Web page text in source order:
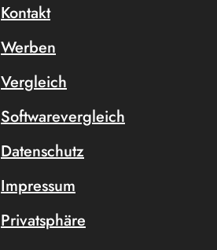
Kontakt
Werben
Vergleich
Softwarevergleich
Datenschutz
Impressum
Privatsphäre